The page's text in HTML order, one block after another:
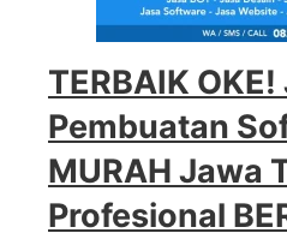
TERBAIK OKE!
Pembuatan
MURAH Jawa
Profesional